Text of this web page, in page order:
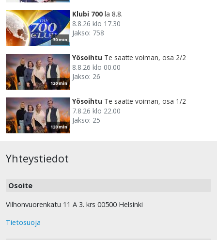
30 min
Klubi 700 la 8.8.
8.8.26 klo 17.30
Jakso: 758
120 min
Yösoihtu Te saatte voiman, osa 2/2
8.8.26 klo 00.00
Jakso: 26
120 min
Yösoihtu Te saatte voiman, osa 1/2
7.8.26 klo 22.00
Jakso: 25
Yhteystiedot
Osoite
Vilhonvuorenkatu 11 A 3. krs 00500 Helsinki
Tietosuoja